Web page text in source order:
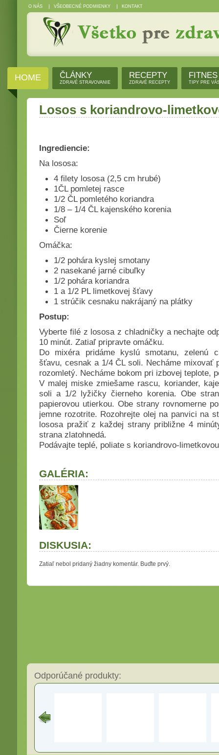
O NÁS VŠEOBECNÉ PODMIENKY KONTAKT
HOME ČLÁNKY
ZDRAVÉ STRAVOVANIE
RECEPTY
ZDRAVÉ RECEPTY
FITNES
TIPY PRE
Losos s koriandrovo-
Ingrediencie:
Na lososa:
4 filety lososa (2,5 cm hrubé)
1ČL pomletej rasce
1/2 ČL pomletého koriandra
1/8 – 1/4 ČL kajenského korenia
Soľ
Čierne korenie
Omáčka:
1/2 pohára kyslej smotany
2 nasekané jarné cibuľky
1/2 pohára koriandra
1 a 1/2 PL limetkovej šťavy
1 strúčik cesnaku nakrájaný na plátky
Postup:
Vyberte filé z lososa z chladničky a nechajte
10 minút. Zatiaľ pripravte omáčku.
Do mixéra pridáme kyslú smotanu, zelenú
šťavu, cesnak a 1/4 ČL soli. Necháme mixovať
rozomletý. Necháme bokom pri izbovej teplote,
V malej miske zmiešame rascu, koriander,
soli a 1/2 lyžičky čierneho korenia. Obe
papierovou utierkou. Obe strany rovnomerne
jemne rozotrite. Rozohrejte olej na panvici na
lososa pražiť z každej strany približne 4
strana zlatohnedá.
Podávajte teplé, poliate s koriandrovo-
GALÉRIA:
DISKUSIA:
Zatiaľ nebol pridaný žiadny komentár. Buďte prvý.
Odporúčané produkty: